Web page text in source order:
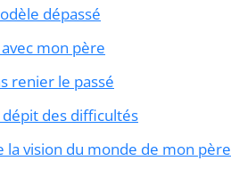
dépassé
mon père
renier le passé
des difficultés
la vision du monde de mon père